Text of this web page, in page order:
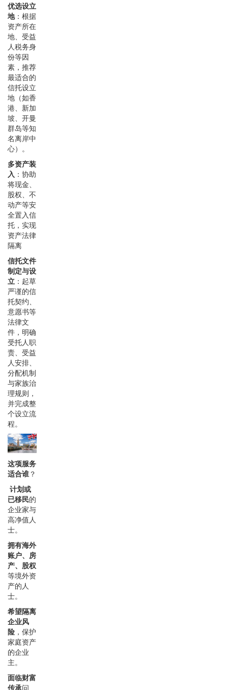
优选设立
地：根据
资产所在
地、受益
人税务身
份等因
素，推荐
最适合的
信托设立
地（如香
港、新加
坡、开曼
群岛等知
名离岸中
心）。
多资产装
入 ：协助
将现金、
股权、不
动产等安
全置入信
托，实现
资产法律
隔离
信托文件
制定与设
立 ：起草
严谨的信
托契约、
意愿书等
法律文
件，明确
受托人职
责、受益
人安排、
分配机制
与家族治
理规则，
并完成整
个设立流
程。
这项服务
适合谁 ？
计划或
已移民的
企业家与
高净值人
士。
拥有海外
账户、房
产、股权
等境外资
产的人
士。
希望隔离
企业风
险 ，保护
家庭资产
的企业
主。
面临财富
传承问